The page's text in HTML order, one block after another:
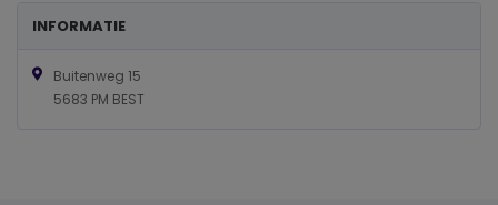
INFORMATIE
Buitenweg 15
5683 PM BEST